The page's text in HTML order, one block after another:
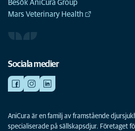
Besök AniCura Group
Mars Veterinary Health
Sociala medier
AniCura är en familj av framstående
specialiserade på sällskapsdjur. Företaget